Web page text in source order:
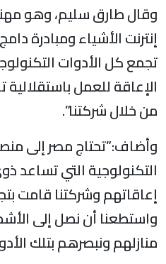
وقال طارق سليم، وهو
إنترنت الأشياء ومبادرة
تجمع كل الأدوات
الإعاقة للعمل باستقلالية
من خلال شركتنا”.
وأضاف:”تحتاج مصر إلى
التكنولوجية التي تساعد
إعاقاتهم وشركتنا قامت
واستطعنا أن نصل إلى
منازلهم ونبصرهم بتلك